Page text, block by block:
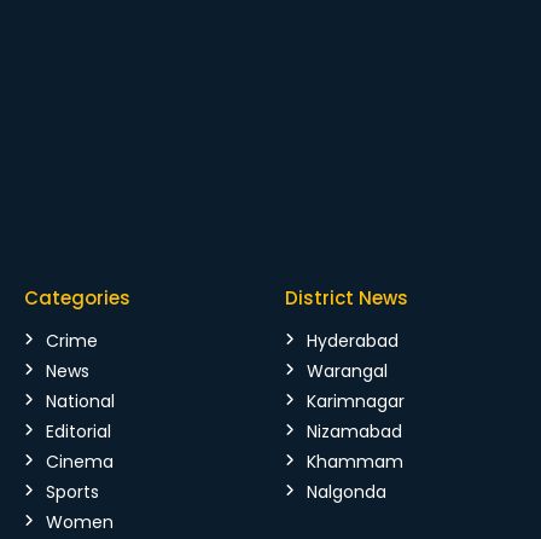
Categories
Crime
News
National
Editorial
Cinema
Sports
Women
District News
Hyderabad
Warangal
Karimnagar
Nizamabad
Khammam
Nalgonda